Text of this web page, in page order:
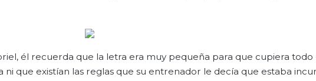
él recuerda que la letra era muy pequeña para que cupiera todo
ni que existían las reglas que su entrenador le decía que estaba